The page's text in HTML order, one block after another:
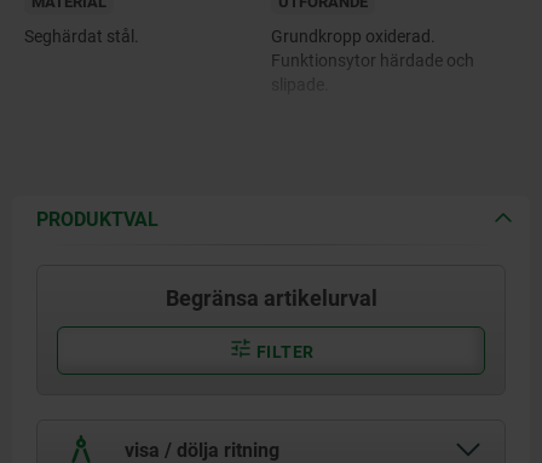
Seghärdat stål.
Grundkropp oxiderad.
Funktionsytor härdade och
PRODUKTVAL
Begränsa artikelurval
FILTER
visa / dölja ritning